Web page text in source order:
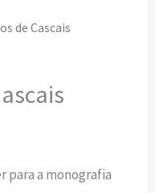
de Cascais
para a monografia